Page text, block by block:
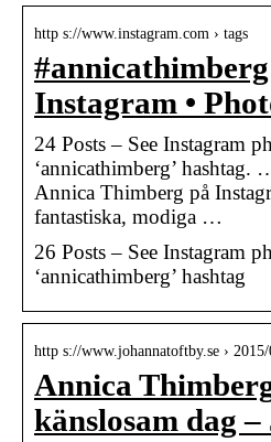
http s://www.instagram.com › tags
Instagram •
24 Posts – See Instagram
‘annicathimberg’
Annica Thimberg på
fantastiska, modiga …
26 Posts – See Instagram
‘annicathimberg’ hashtag
http s://www.johannatoftby.se ›
Annica
känslosam dag –